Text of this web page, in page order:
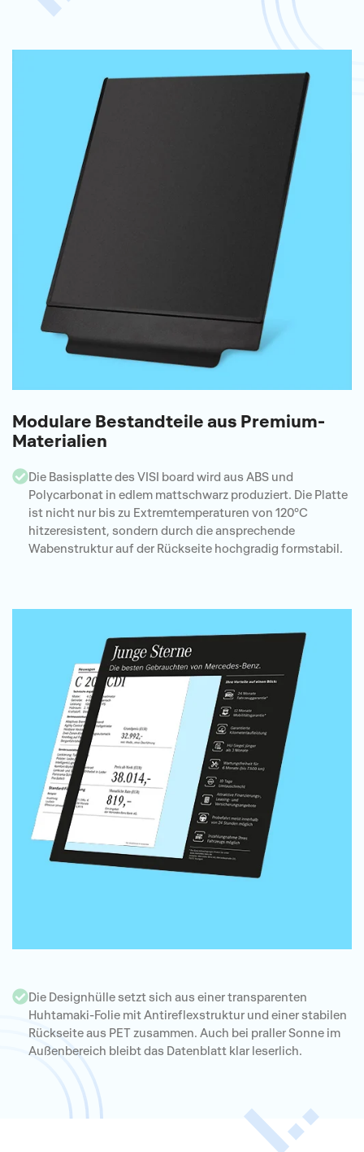
Modulare Bestandteile aus Premium-
Materialien
Die Basisplatte des VISI board wird aus ABS und
Polycarbonat in edlem mattschwarz produziert. Die Platte
ist nicht nur bis zu Extremtemperaturen von 120°C
hitzeresistent, sondern durch die ansprechende
Wabenstruktur auf der Rückseite hochgradig formstabil.
Die Designhülle setzt sich aus einer transparenten
Huhtamaki-Folie mit Antireflexstruktur und einer stabilen
Rückseite aus PET zusammen. Auch bei praller Sonne im
Außenbereich bleibt das Datenblatt klar leserlich.